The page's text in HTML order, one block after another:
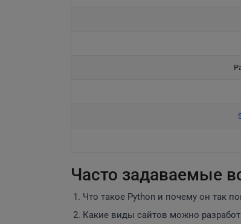
Часто задаваемые
Что такое Python и почему он так
Какие виды сайтов можно